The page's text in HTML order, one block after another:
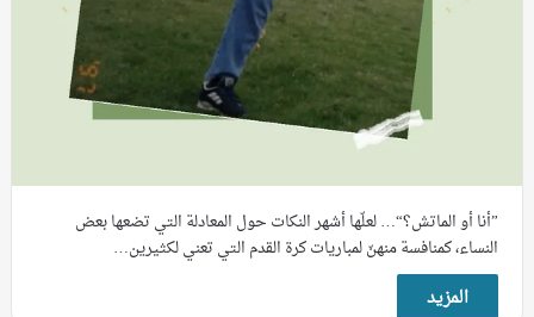
”أنا أو الماتش؟“… لعلّها أشهر النكات حول المعادلة التي تضعها بعض
النساء، كمنافسة منهنّ لمباريات كرة القدم التي تعني لكثيرين…
المزيد